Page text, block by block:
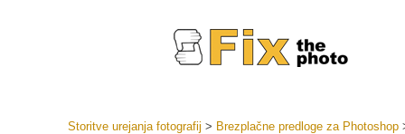
Storitve urejanja fotografij > Brezplačne predloge za Photoshop